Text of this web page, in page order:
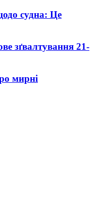
судна: Це
зґвалтування 21-
мирні